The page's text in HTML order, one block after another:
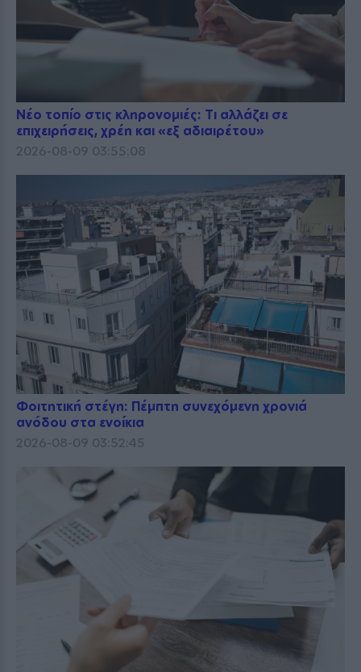
Νέο τοπίο στις κληρονομιές: Τι αλλάζει σε
επιχειρήσεις, χρέη και «εξ αδιαιρέτου»
2026-08-09 03:55:08
Φοιτητική στέγη: Πέμπτη συνεχόμενη χρονιά
ανόδου στα ενοίκια
2026-08-09 03:52:45